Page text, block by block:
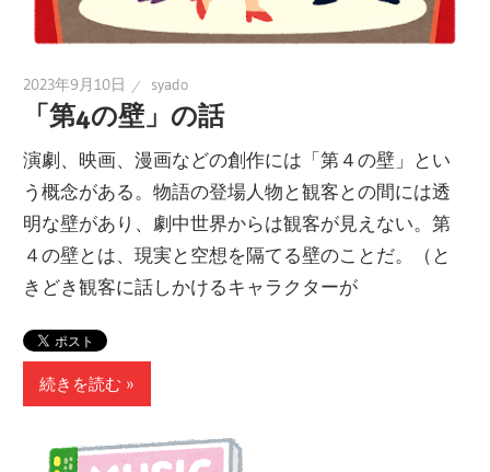
2023年9月10日 syado
「第4の壁」の話
演劇、映画、漫画などの創作には「第４の壁」とい
う概念がある。物語の登場人物と観客との間には透
明な壁があり、劇中世界からは観客が見えない。第
４の壁とは、現実と空想を隔てる壁のことだ。（と
きどき観客に話しかけるキャラクターが
続きを読む